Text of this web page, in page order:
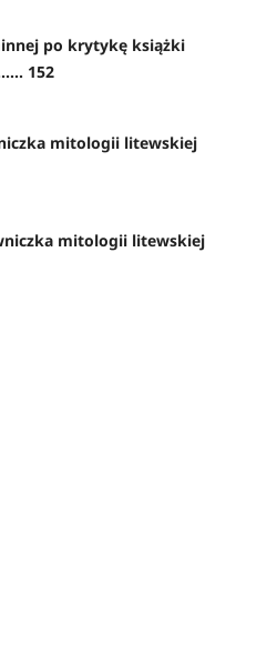
po krytykę książki
152
mitologii litewskiej
mitologii litewskiej